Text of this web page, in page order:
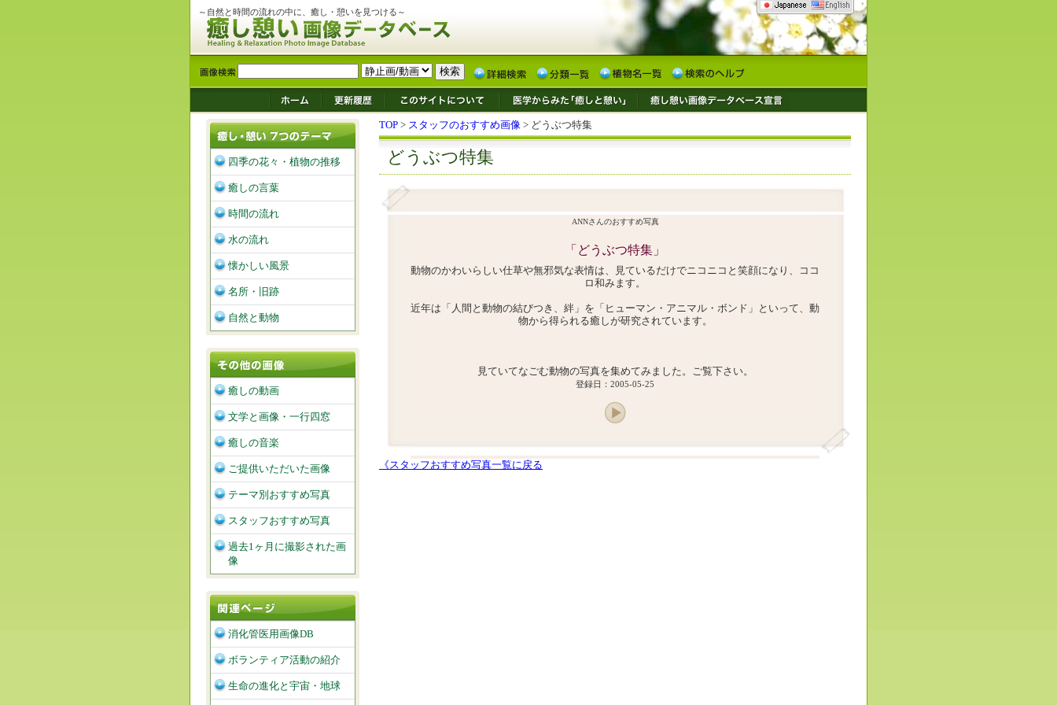
～自然と時間の流れの中に、癒し・憩いを見つける～
TOP > スタッフのおすすめ画像 > どうぶつ特集
どうぶつ特集
ANNさんのおすすめ写真
「どうぶつ特集」
動物のかわいらしい仕草や無邪気な表情は、見ているだけでニコニコと笑顔になり、ココ
ロ和みます。
近年は「人間と動物の結びつき、絆」を「ヒューマン・アニマル・ボンド」といって、動
物から得られる癒しが研究されています。
見ていてなごむ動物の写真を集めてみました。ご覧下さい。
登録日：2005-05-25
《スタッフおすすめ写真一覧に戻る
四季の花々・植物の推移
癒しの言葉
時間の流れ
水の流れ
懐かしい風景
名所・旧跡
自然と動物
癒しの動画
文学と画像・一行四窓
癒しの音楽
ご提供いただいた画像
テーマ別おすすめ写真
スタッフおすすめ写真
過去1ヶ月に撮影された画
像
消化管医用画像DB
ボランティア活動の紹介
生命の進化と宇宙・地球